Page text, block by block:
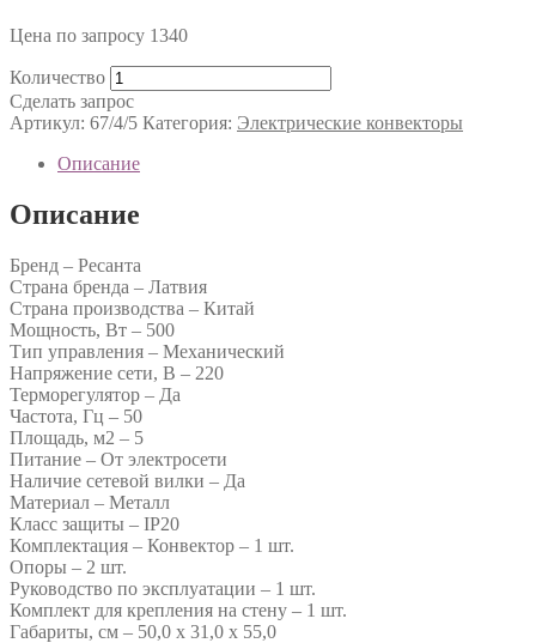
Цена по запросу 1340
Количество
Сделать запрос
Артикул: 67/4/5 Категория: Электрические конвекторы
Описание
Описание
Бренд – Ресанта
Страна бренда – Латвия
Страна производства – Китай
Мощность, Вт – 500
Тип управления – Механический
Напряжение сети, В – 220
Терморегулятор – Да
Частота, Гц – 50
Площадь, м2 – 5
Питание – От электросети
Наличие сетевой вилки – Да
Материал – Металл
Класс защиты – IP20
Комплектация – Конвектор – 1 шт.
Опоры – 2 шт.
Руководство по эксплуатации – 1 шт.
Комплект для крепления на стену – 1 шт.
Габариты, см – 50,0 х 31,0 х 55,0